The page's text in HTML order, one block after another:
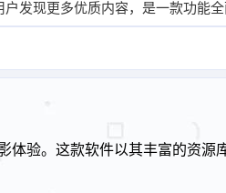
发现更多优质内容，是一款功能全
验。这款软件以其丰富的资